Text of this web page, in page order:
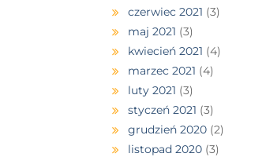
czerwiec 2021 (3)
maj 2021 (3)
kwiecień 2021 (4)
marzec 2021 (4)
luty 2021 (3)
styczeń 2021 (3)
grudzień 2020(2)
listopad 2020(3)